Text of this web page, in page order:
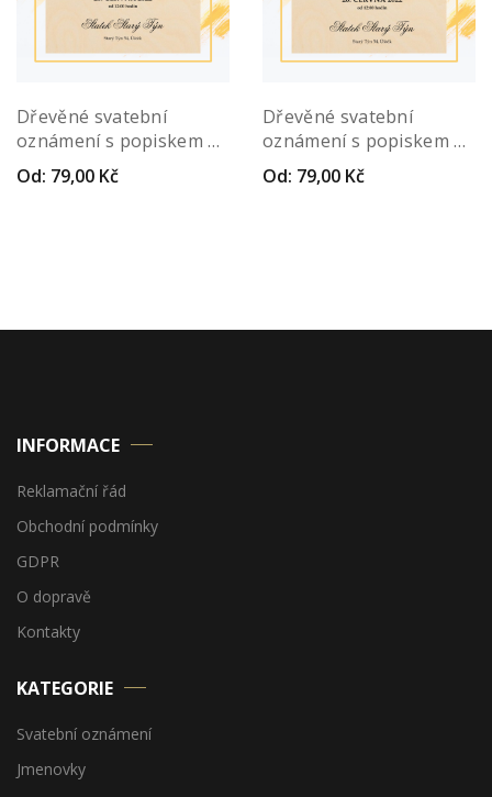
Dřevěné svatební
oznámení s popiskem –
Marginibus
Od: 79,00 Kč
Dřevěné svatební
oznámení s popiskem –
Quadrata
Od: 79,00 Kč
INFORMACE
Reklamační řád
Obchodní podmínky
GDPR
O dopravě
Kontakty
KATEGORIE
Svatební oznámení
Jmenovky